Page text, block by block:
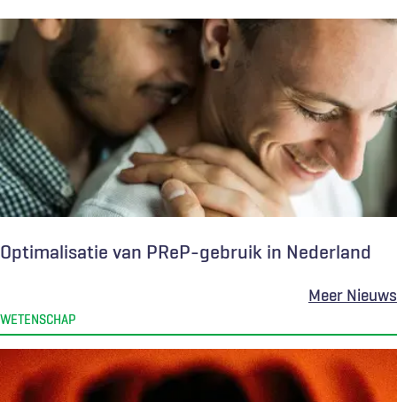
Optimalisatie van PReP-gebruik in Nederland
Meer Nieuws
WETENSCHAP